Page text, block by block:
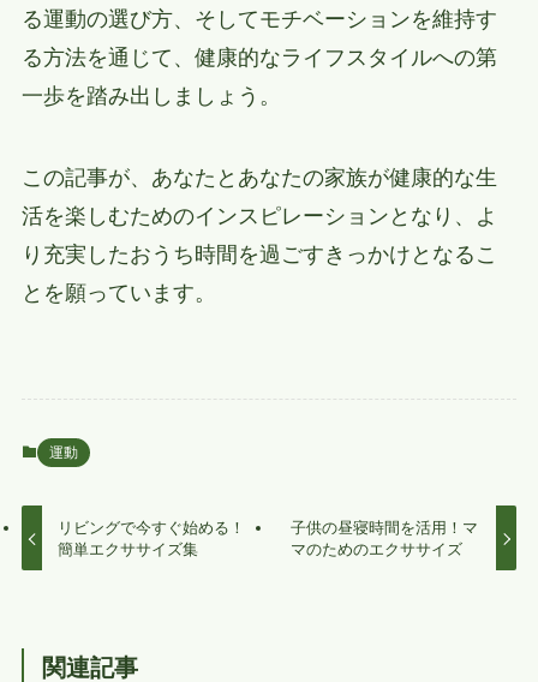
る運動の選び方、そしてモチベーションを維持す
る方法を通じて、健康的なライフスタイルへの第
一歩を踏み出しましょう。
この記事が、あなたとあなたの家族が健康的な生
活を楽しむためのインスピレーションとなり、よ
り充実したおうち時間を過ごすきっかけとなるこ
とを願っています。
運動
リビングで今すぐ始める！
簡単エクササイズ集
子供の昼寝時間を活用！マ
マのためのエクササイズ
関連記事